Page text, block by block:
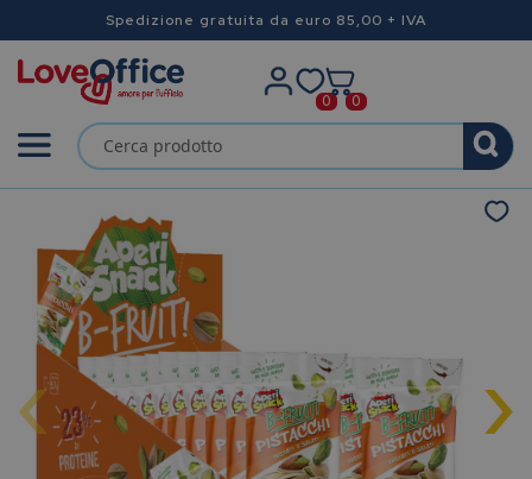
Spedizione gratuita da euro 85,00 + IVA
0 0
‹ ›